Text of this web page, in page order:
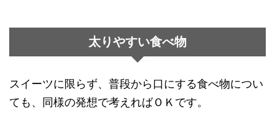
太りやすい食べ物
スイーツに限らず、普段から口にする食べ物につい
ても、同様の発想で考えればＯＫです。